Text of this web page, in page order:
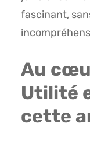
fascinant,
Au
Utilité
cette